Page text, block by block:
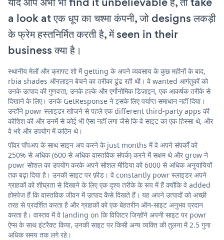
a look at एक धूप का चश्मा कंपनी, जो designs लकड़ी
के फ्रेम हस्तनिर्मित करती है, में seen in their
business क्या है।
स्थानीय मेलों और क्राफ्ट शो में getting के अपने व्यवसाय के कुछ महीनों के बाद,
rbia shades ऑनलाइन बेचने का तरीका ढूंढ रही थी। वे wanted आगंतुकों को
उनके उत्पाद की गुणवत्ता, उनके हल्के और एर्गोनोमिक डिज़ाइन, एक आकर्षक तरीके से
दिखाने के लिए। उनके GetResponse ने इसके लिए पर्याप्त समाधान नहीं दिया।
उन्होंने powr स्लाइडर खोजने से पहले एक different third-party apps की
कोशिश की और उनमें से कोई भी ऐसा नहीं लगा जैसे कि वे साइट का एक हिस्सा थे, और
वे भद्दे और उपयोग में कठिन थे।
पॉवर पॉपअप के साथ साइन अप करने के just months में वे अपने संपर्कों को
250% से अधिक (600 से अधिक वास्तविक संपर्क) करने में सक्षम थे और grow ने
powr सोशल का उपयोग करके अपने सोशल मीडिया को 6000 से अधिक अनुयायियों
तक बढ़ा दिया है। उनकी साइट पर फ़ीड। वे constantly powr स्लाइडर अपने
ग्राहकों को शीघ्रता से दिखाने के लिए एक दृश्य तरीके के रूप में हैं क्योंकि वे added
होमपेज हैं कि वास्तविक जीवन में उत्पाद कैसे दिखते हैं। यह अपने उत्पादों को अच्छी
तरह से प्रदर्शित करता है और ग्राहकों को एक बेहतरीन ऑन-साइट अनुभव प्रदान
करता है। वास्तव में वे landing on कि विज़िटर जिन्होंने अपनी साइट पर powr
ऐप्स के साथ इंटरैक्ट किया, उनकी साइट पर किसी अन्य व्यक्ति की तुलना में 2.5 गुना
अधिक समय तक लगे रहे।